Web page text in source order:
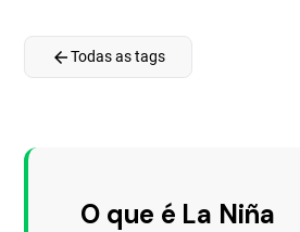
arrow_backTodas as tags
O que é La Niña